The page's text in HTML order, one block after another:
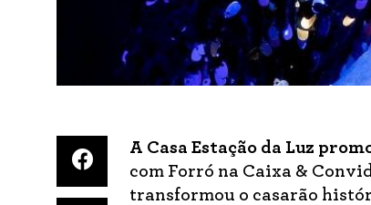
A Casa Estação da Luz
com Forró na Caixa &
transformou o casarão